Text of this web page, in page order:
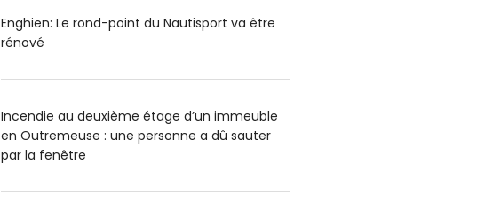
Enghien: Le rond-point du Nautisport va être
rénové
Incendie au deuxième étage d’un immeuble
en Outremeuse : une personne a dû sauter
par la fenêtre